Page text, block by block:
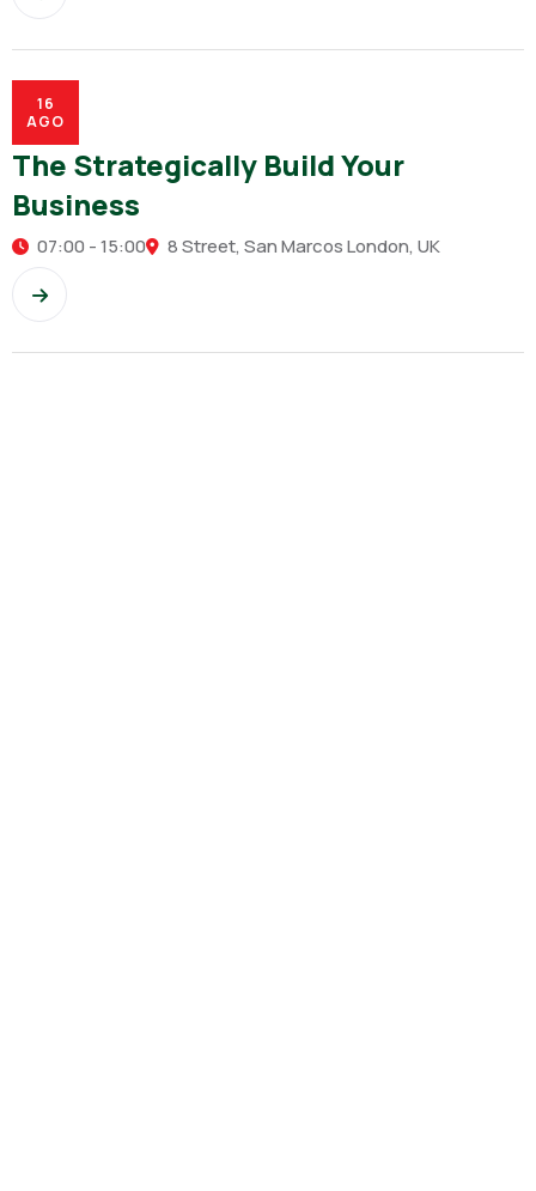
16
AGO
The Strategically Build Your
Business
07:00 - 15:00 8 Street, San Marcos London, UK